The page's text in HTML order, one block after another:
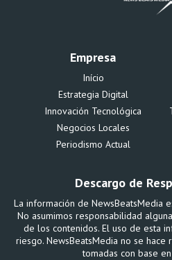
Empresa
Início
Estrategia Digital
Innovación Tecnológica
Negocios Locales
Periodismo Actual
Descargo de
La información de NewsBeatsMedia
No asumimos responsabilidad
de los contenidos. El uso de esta
riesgo. NewsBeatsMedia no se
tomadas con base